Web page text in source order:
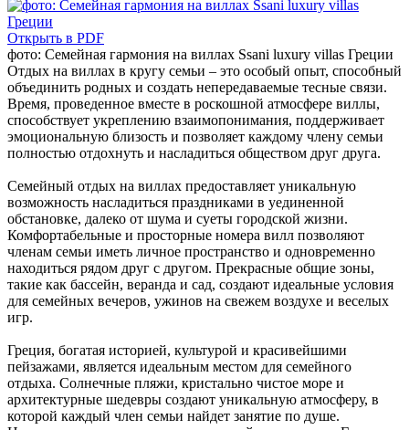
Открыть в PDF
фото: Семейная гармония на виллах Ssani luxury villas Греции
Отдых на виллах в кругу семьи – это особый опыт, способный
объединить родных и создать непередаваемые тесные связи.
Время, проведенное вместе в роскошной атмосфере виллы,
способствует укреплению взаимопонимания, поддерживает
эмоциональную близость и позволяет каждому члену семьи
полностью отдохнуть и насладиться обществом друг друга.
Семейный отдых на виллах предоставляет уникальную
возможность насладиться праздниками в уединенной
обстановке, далеко от шума и суеты городской жизни.
Комфортабельные и просторные номера вилл позволяют
членам семьи иметь личное пространство и одновременно
находиться рядом друг с другом. Прекрасные общие зоны,
такие как бассейн, веранда и сад, создают идеальные условия
для семейных вечеров, ужинов на свежем воздухе и веселых
игр.
Греция, богатая историей, культурой и красивейшими
пейзажами, является идеальным местом для семейного
отдыха. Солнечные пляжи, кристально чистое море и
архитектурные шедевры создают уникальную атмосферу, в
которой каждый член семьи найдет занятие по душе.